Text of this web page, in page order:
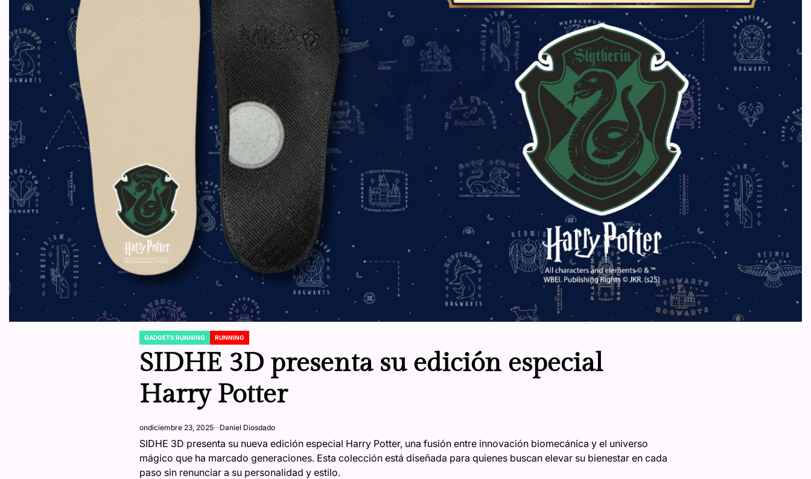
POSTED
GADGETS RUNNING RUNNING
SIDHE 3D presenta su edición especial
Harry Potter
ondiciembre 23, 2025 Daniel Diosdado
SIDHE 3D presenta su nueva edición especial Harry Potter, una fusión entre innovación biomecánica y el universo
mágico que ha marcado generaciones. Esta colección está diseñada para quienes buscan elevar su bienestar en cada
paso sin renunciar a su personalidad y estilo.